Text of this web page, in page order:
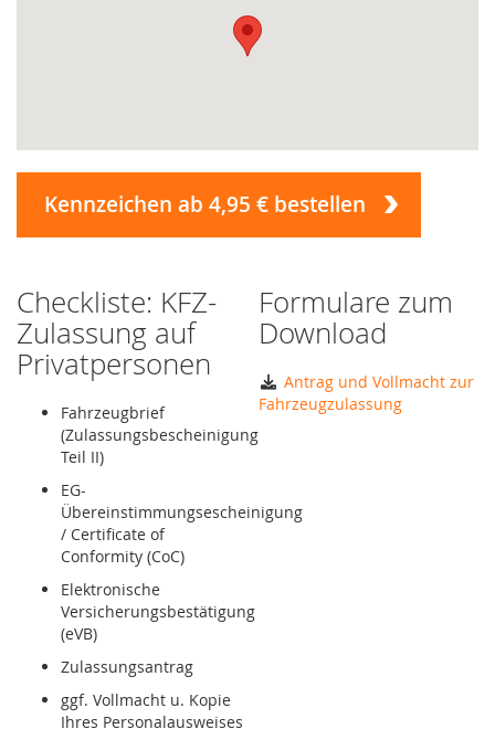
Kennzeichen ab 4,95 € bestellen
Checkliste: KFZ-
Zulassung auf
Privatpersonen
Fahrzeugbrief
(Zulassungsbescheinigung
Teil II)
EG-
Übereinstimmungsescheinigung
/ Certificate of
Conformity (CoC)
Elektronische
Versicherungsbestätigung
(eVB)
Zulassungsantrag
ggf. Vollmacht u. Kopie
Ihres Personalausweises
Formulare zum
Download
Antrag und Vollmacht zur
Fahrzeugzulassung